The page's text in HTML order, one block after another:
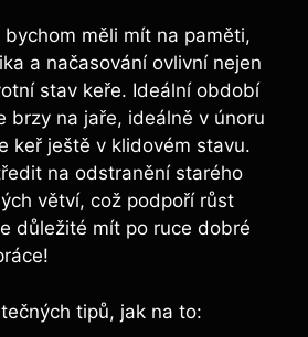
měli mít na paměti,
a načasování ovlivní nejen
stav keře. Ideální období
brzy na jaře, ideálně v únoru
keř ještě v klidovém stavu.
na odstranění starého
větví, což podpoří růst
důležité mít po ruce dobré
tipů, jak na to: